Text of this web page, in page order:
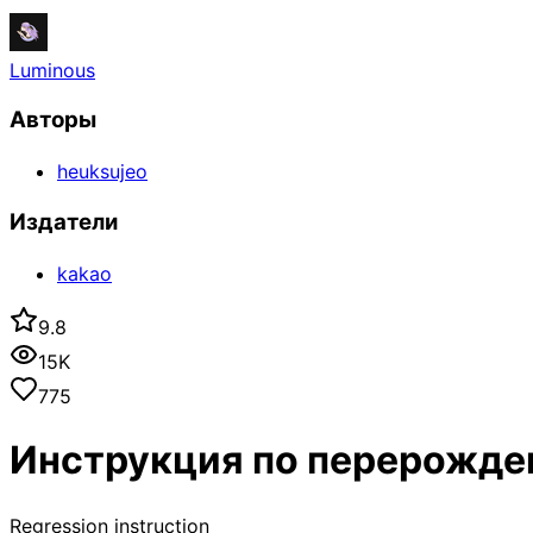
Luminous
Авторы
heuksujeo
Издатели
kakao
9.8
15K
775
Инструкция по
Regression instruction